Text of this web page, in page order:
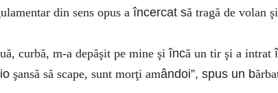
din sens opus aîncercat să tragă de volan şi
curbă, m-a depăşit pe mine şiîncă un tir şi a intrat
şansă să scape, sunt morţi amândoi”, spus un b